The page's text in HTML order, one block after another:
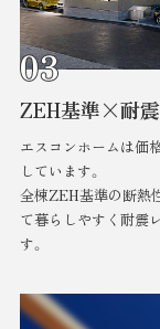
ZEH基準×耐
エスコンホームは価
しています。
全棟ZEH基準の断熱
て暮らしやすく耐震
す。